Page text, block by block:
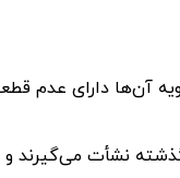
آن‌ها دارای عدم
نشأت می‌گیرند